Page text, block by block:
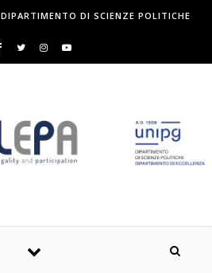
DIPARTIMENTO DI SCIENZE POLITICHE